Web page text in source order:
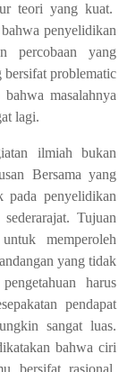
teori yang kuat.
penyelidikan
percobaan yang
bersifat problematic
masalahnya
lagi.
ilmiah bukan
Bersama yang
pada penyelidikan
Tujuan
memperoleh
yang tidak
harus
pendapat
sangat luas.
bahwa ciri
bersifat rasional,